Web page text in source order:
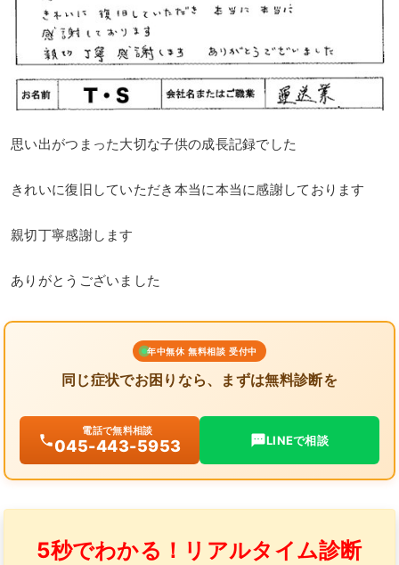
思い出がつまった大切な子供の成長記録でした
きれいに復旧していただき本当に本当に感謝しております
親切丁寧感謝します
ありがとうございました
年中無休 無料相談 受付中
同じ症状でお困りなら、まずは無料診断を
電話で無料相談
045-443-5953 LINEで相談
5秒でわかる！リアルタイム診断